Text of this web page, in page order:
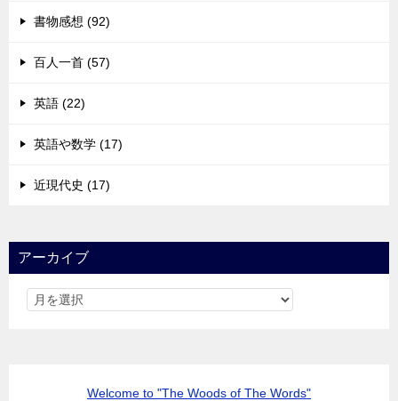
書物感想 (92)
百人一首 (57)
英語 (22)
英語や数学 (17)
近現代史 (17)
アーカイブ
Welcome to "The Woods of The Words"